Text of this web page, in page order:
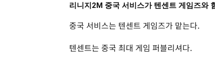
리니지2M 중국 서비스가 텐센트 게임즈와
중국 서비스는 텐센트 게임즈가 맡는다.
텐센트는 중국 최대 게임 퍼블리셔다.